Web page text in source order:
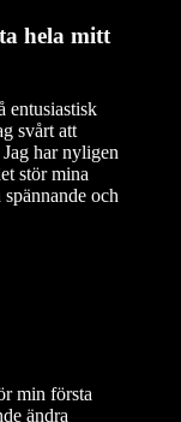
hela mitt
entusiastisk
svårt att
har nyligen
stör mina
och
min första
ändra